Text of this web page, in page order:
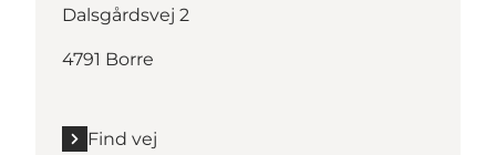
Dalsgårdsvej 2
4791 Borre
Find vej